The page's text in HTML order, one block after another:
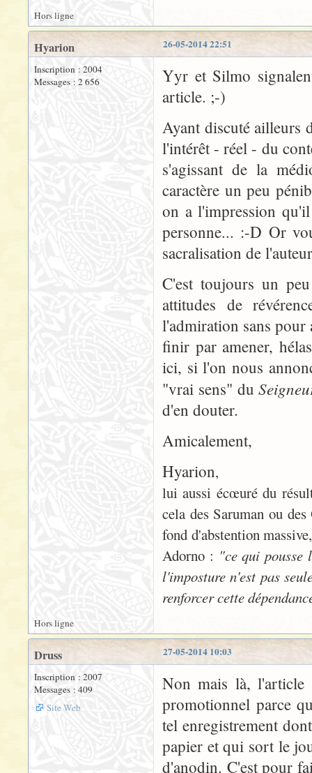
Hors ligne
26-05-2014 22:51
Hyarion
Inscription : 2004
Messages : 2 656
Yyr et Silmo
article. ;-)
Ayant discuté ailleurs
l'intérêt - réel - du
s'agissant de la
caractère un peu
on a l'impression
personne... :-D Or
sacralisation de
C'est toujours un
attitudes de
l'admiration sans pour
finir par amener,
ici, si l'on nous
"vrai sens" du
d'en douter.
Amicalement,
Hyarion,
lui aussi écœuré du
cela des Saruman ou
fond d'abstention
Adorno : "ce qui pousse
l'imposture n'est pas
renforcer cette
Hors ligne
27-05-2014 10:03
Druss
Inscription : 2007
Messages : 409
Site Web
Non mais là, l'article
promotionnel parce
tel enregistrement
papier et qui sort le
d'anodin. C'est pour